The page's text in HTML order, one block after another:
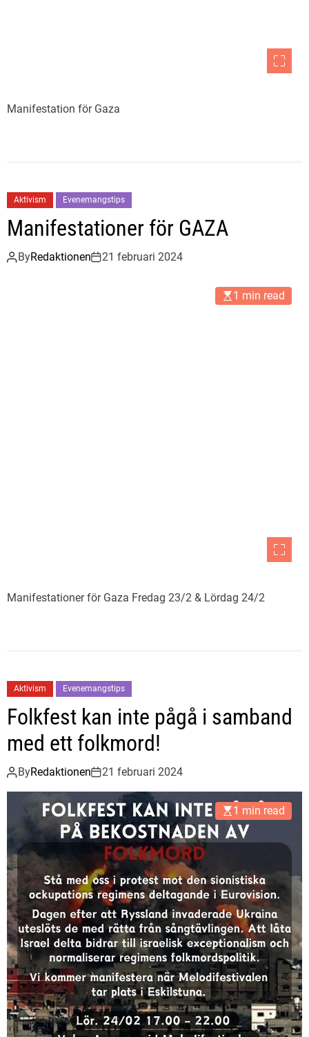
Manifestation för Gaza
Aktivism Evenemangstips
Manifestationer för GAZA
ByRedaktionen 21 februari 2024
1 min read
Manifestationer för Gaza Fredag 23/2 & Lördag 24/2
Aktivism Evenemangstips
Folkfest kan inte pågå i samband
med ett folkmord!
ByRedaktionen 21 februari 2024
1 min read